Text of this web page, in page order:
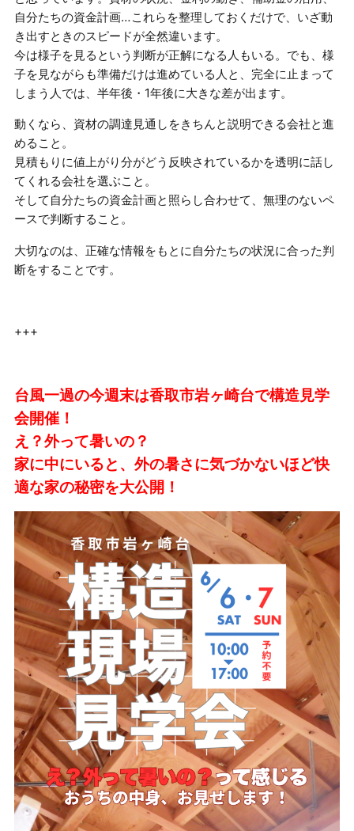
自分たちの資金計画…これらを整理しておくだけで、いざ動
き出すときのスピードが全然違います。
今は様子を見るという判断が正解になる人もいる。でも、様
子を見ながらも準備だけは進めている人と、完全に止まって
しまう人では、半年後・1年後に大きな差が出ます。
動くなら、資材の調達見通しをきちんと説明できる会社と進
めること。
見積もりに値上がり分がどう反映されているかを透明に話し
てくれる会社を選ぶこと。
そして自分たちの資金計画と照らし合わせて、無理のないペ
ースで判断すること。
大切なのは、正確な情報をもとに自分たちの状況に合った判
断をすることです。
+++
台風一過の今週末は香取市岩ヶ崎台で構造見学
会開催！
え？外って暑いの？
家に中にいると、外の暑さに気づかないほど快
適な家の秘密を大公開！